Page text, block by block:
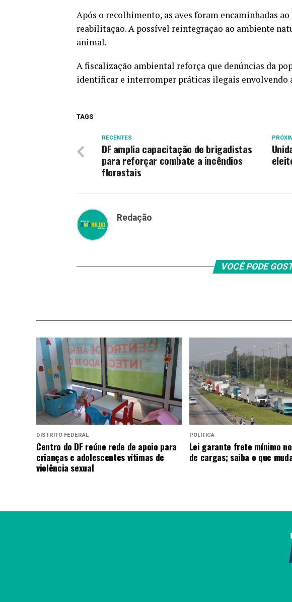
Após o recolhimento, as aves foram encaminhadas
reabilitação. A possível reintegração ao ambiente
animal.
A fiscalização ambiental reforça que denúncias da
identificar e interromper práticas ilegais envolvendo
TAGS
RECENTES
DF amplia capacitação de brigadistas
para reforçar combate a incêndios
florestais
Redação
VOCÊ PODE
DISTRITO FEDERAL
Centro do DF reúne rede de apoio para
crianças e adolescentes vítimas de
violência sexual
POLÍTICA
Lei garante frete mínimo
de cargas; saiba o que